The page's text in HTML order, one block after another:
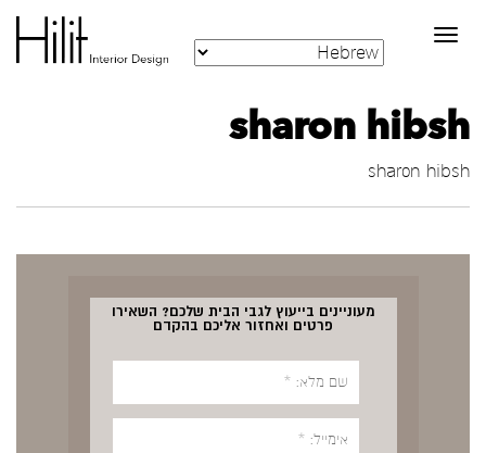
Toggle
navigation
sharon hibsh
sharon hibsh
מעוניינים בייעוץ לגבי הבית שלכם? השאירו
פרטים ואחזור אליכם בהקדם